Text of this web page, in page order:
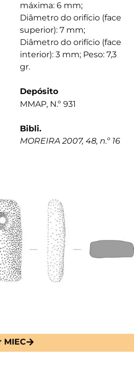
máxima: 6 mm;
Diâmetro do orifício (face
superior): 7 mm;
Diâmetro do orifício (face
interior): 3 mm; Peso: 7,3
gr.
Depósito
MMAP, N.º 931
Bibli.
MOREIRA 2007, 48, n.º 16
MIEC